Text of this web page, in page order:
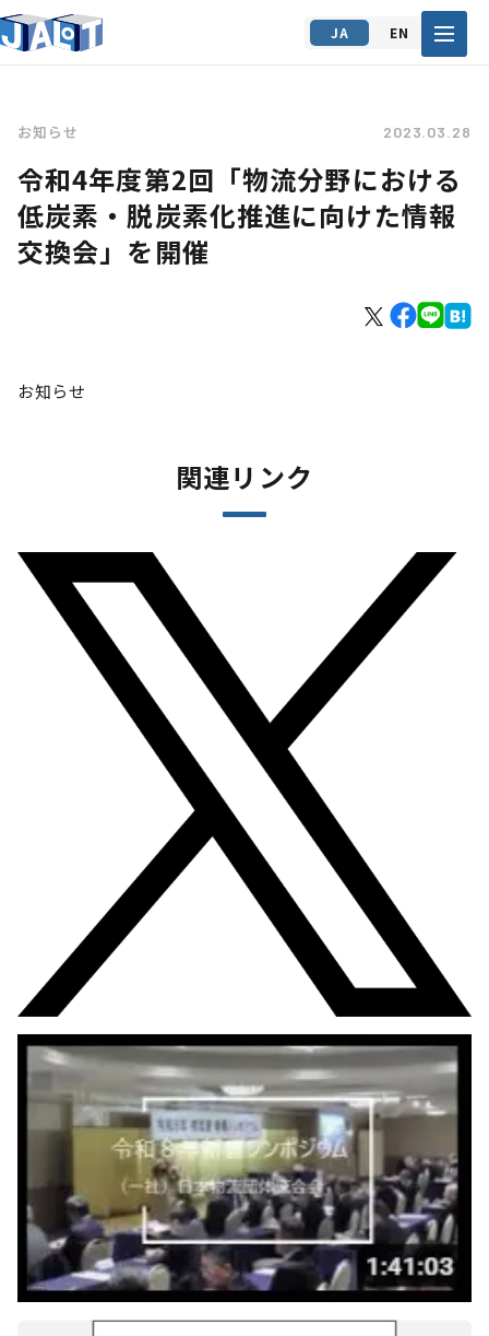
JA EN
お知らせ 2023.03.28
令和4年度第2回「物流分野における
低炭素・脱炭素化推進に向けた情報
交換会」を開催
お知らせ
関連リンク